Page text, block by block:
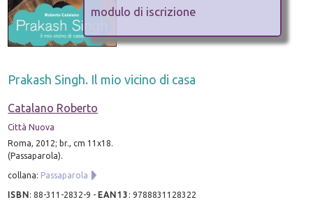
Prakash Singh. Il mio vicino di casa
Catalano Roberto
Città Nuova
Roma, 2012; br., cm 11x18.
(Passaparola).
collana: Passaparola
ISBN:88-311-2832-9 - EAN13 :9788831128322
modulo di iscrizione